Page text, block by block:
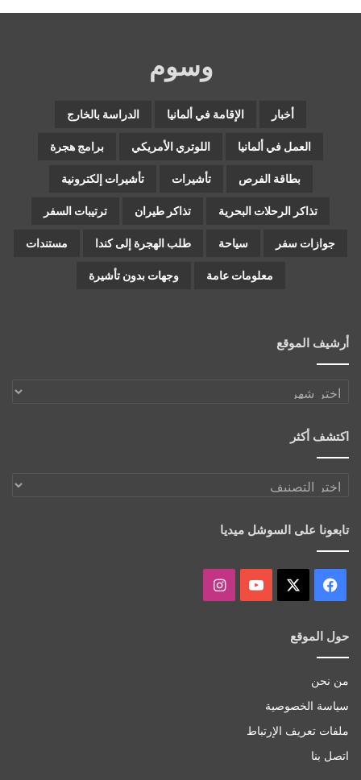
وسوم
أخبار الإقامة في ألمانيا الدراسة بالخارج
العمل في ألمانيا اللوتري الأمريكي برامج هجرة
بطاقة الفرص تأشيرات تأشيرات إلكترونية
تذاكر الرحلات البحرية تذاكر طيران ترتيبات السفر
جوازات سفر سياحة طلب الهجرة إلى كندا مستندات
معلومات عامة وجهات بدون تأشيرة
أرشيف الموقع
أرشيف
اكتشف أكثر
اكتشف
تابعونا على السوشل ميديا
فيسبوك ‫YouTubeانستقرام
حول الموقع
من نحن
سياسة الخصوصية
ملفات تعريف الإرتباط
اتصل بنا